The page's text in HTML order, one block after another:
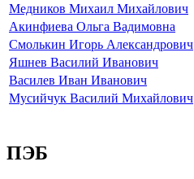
Медников Михаил Михайлович
Акинфиева Ольга Вадимовна
Смолькин Игорь Александрович
Яшнев Василий Иванович
Василев Иван Иванович
Мусийчук Василий Михайлович
ПЭБ